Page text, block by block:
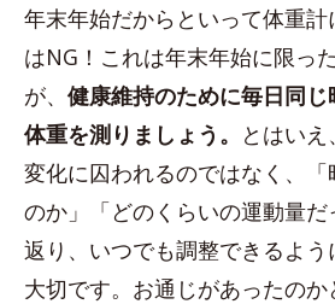
年末年始だからといって体重
はNG！これは年末年始に限っ
が、 健康維持のために毎日同
体重を測りましょう。 とはい
変化に囚われるのではなく、
のか」「どのくらいの運動量だ
返り、いつでも調整できるよ
大切です。お通じがあったの